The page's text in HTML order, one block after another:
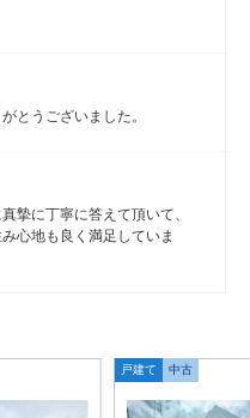
とうございました。
摯に丁寧に答えて頂いて、
心地も良く満足していま
戸建て 中古